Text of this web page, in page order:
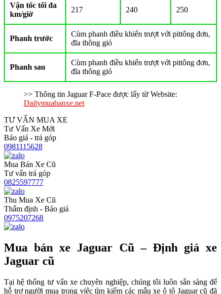
Vận tốc tối đa
km/giờ
217 240 250
Phanh trước
Cùm phanh điều khiển trượt với pittông đơn,
đĩa thông gió
Phanh sau
Cùm phanh điều khiển trượt với pittông đơn,
đĩa thông gió
>> Thông tin Jaguar F-Pace được lấy từ Website:
Dailymuabanxe.net
TƯ VẤN MUA XE
Tư Vấn Xe Mới
Báo giá - trả góp
0981115628
Mua Bán Xe Cũ
Tư vấn trả góp
0825597777
Thu Mua Xe Cũ
Thẩm định - Báo giá
0975207268
Mua bán xe Jaguar Cũ – Định giá xe
Jaguar cũ
Tại hệ thống tư vấn xe chuyên nghiệp, chúng tôi luôn sẵn sàng để
hỗ trợ người mua trong việc tìm kiếm các mẫu xe ô tô Jaguar cũ đã